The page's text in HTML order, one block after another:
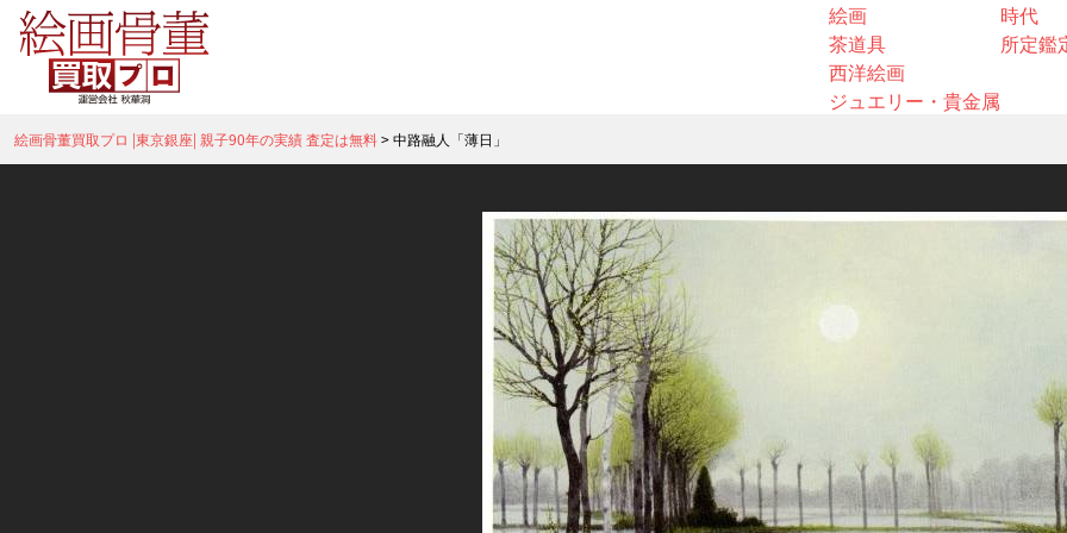
絵画
茶道具
西洋絵画
ジュエリー・貴金属
時代
所定鑑
絵画骨董買取プロ |東京銀座| 親子90年の実績 査定は無料>中路融人「薄日」